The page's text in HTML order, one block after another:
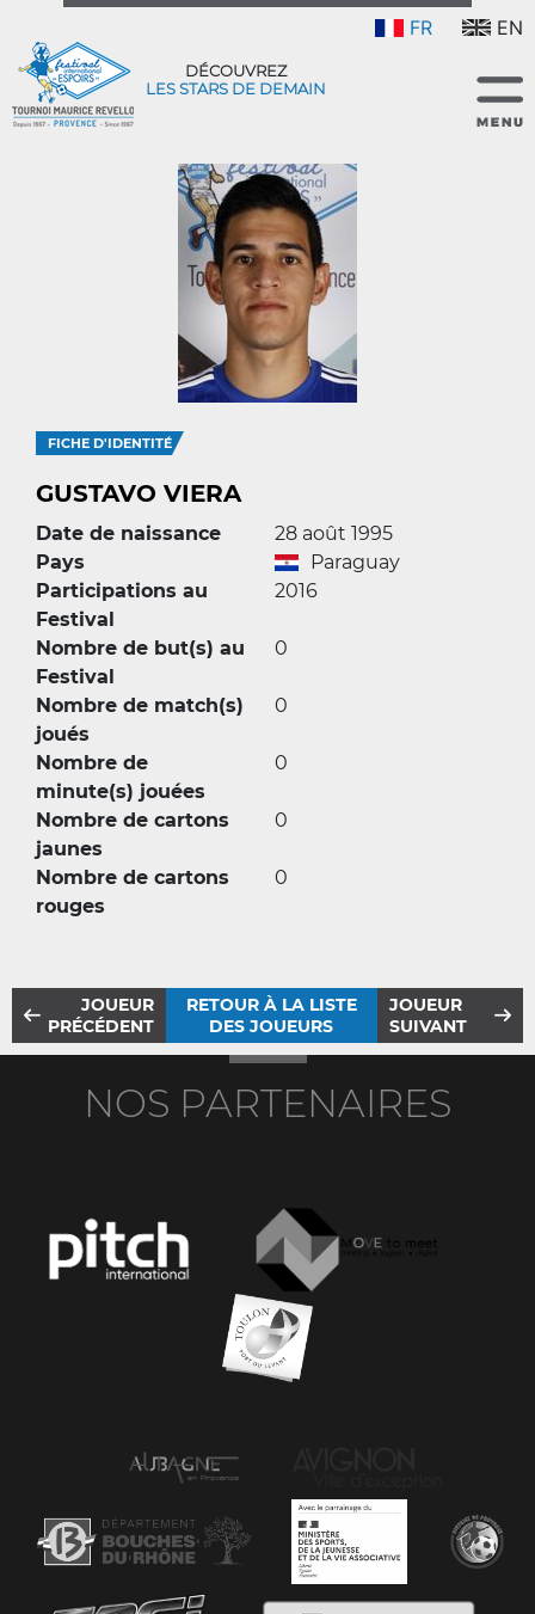
FR EN
DÉCOUVREZ
LES STARS DE DEMAIN
FICHE D'IDENTITÉ
GUSTAVO VIERA
Date de naissance
28 août 1995
Pays
Paraguay
Participations au
Festival
2016
Nombre de but(s) au
Festival
0
Nombre de match(s)
joués
0
Nombre de
minute(s) jouées
0
Nombre de cartons
jaunes
0
Nombre de cartons
rouges
0
JOUEUR
PRÉCÉDENT
RETOUR À LA LISTE
DES JOUEURS
JOUEUR
SUIVANT
NOS PARTENAIRES